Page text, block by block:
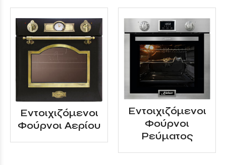
Εντοιχιζόμενοι
Φούρνοι Αερίου
Εντοιχιζόμενοι
Φούρνοι
Ρεύματος